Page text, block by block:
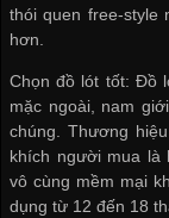
thói quen free-style
hơn.
Chọn đồ lót tốt: Đồ
mặc ngoài, nam
chúng. Thương
khích người mua là
vô cùng mềm mại
dụng từ 12 đến 18